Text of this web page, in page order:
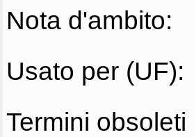
Nota d'ambito:
Usato per (UF):
Termini obsoleti